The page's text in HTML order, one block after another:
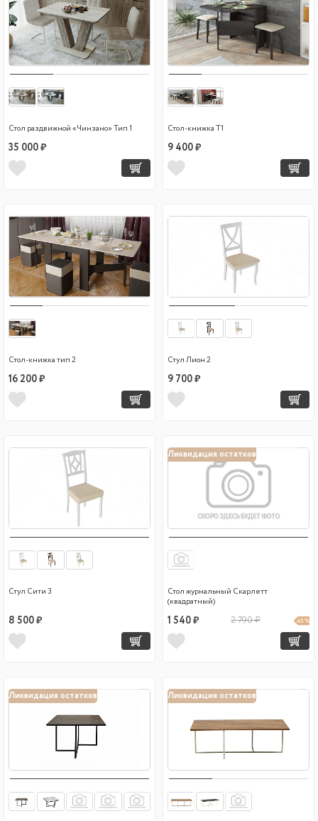
Стол раздвижной «Чинзано» Тип 1
35 000 ₽
Стол-книжка Т1
9 400 ₽
Стол-книжка тип 2
16 200 ₽
Стул Лион 2
9 700 ₽
Стул Сити 3
8 500 ₽
Ликвидация остатков
Стол журнальный Скарлетт
(квадратный)
1 540 ₽ 2 790 ₽ 45 %
Ликвидация остатков Ликвидация остатков